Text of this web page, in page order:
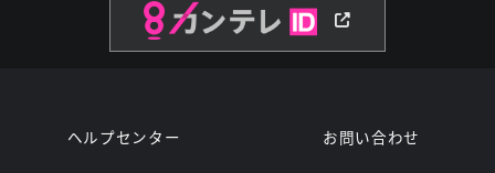
ヘルプセンター お問い合わせ